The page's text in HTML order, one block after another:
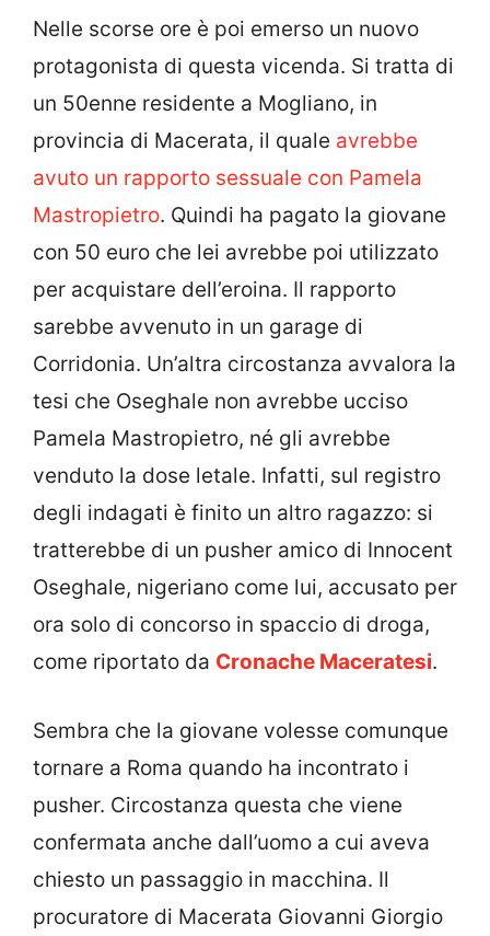
Nelle scorse ore è poi emerso un nuovo
protagonista di questa vicenda. Si tratta di
un 50enne residente a Mogliano, in
provincia di Macerata, il quale avrebbe
avuto un rapporto sessuale con Pamela
Mastropietro. Quindi ha pagato la giovane
con 50 euro che lei avrebbe poi utilizzato
per acquistare dell’eroina. Il rapporto
sarebbe avvenuto in un garage di
Corridonia. Un’altra circostanza avvalora la
tesi che Oseghale non avrebbe ucciso
Pamela Mastropietro, né gli avrebbe
venduto la dose letale. Infatti, sul registro
degli indagati è finito un altro ragazzo: si
tratterebbe di un pusher amico di Innocent
Oseghale, nigeriano come lui, accusato per
ora solo di concorso in spaccio di droga,
come riportato da Cronache Maceratesi.
Sembra che la giovane volesse comunque
tornare a Roma quando ha incontrato i
pusher. Circostanza questa che viene
confermata anche dall’uomo a cui aveva
chiesto un passaggio in macchina. Il
procuratore di Macerata Giovanni Giorgio